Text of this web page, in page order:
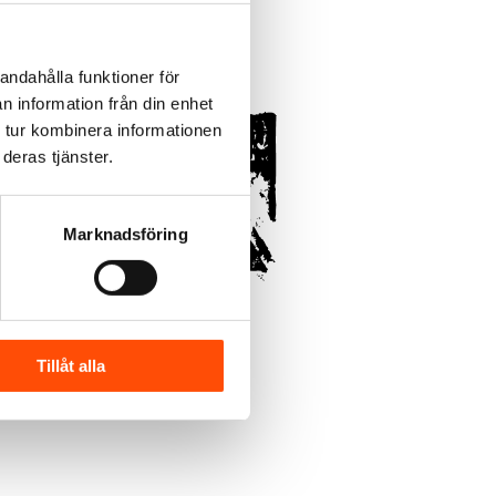
funktioner för
information från din enhet
kombinera informationen
tjänster.
Marknadsföring
Tillåt alla